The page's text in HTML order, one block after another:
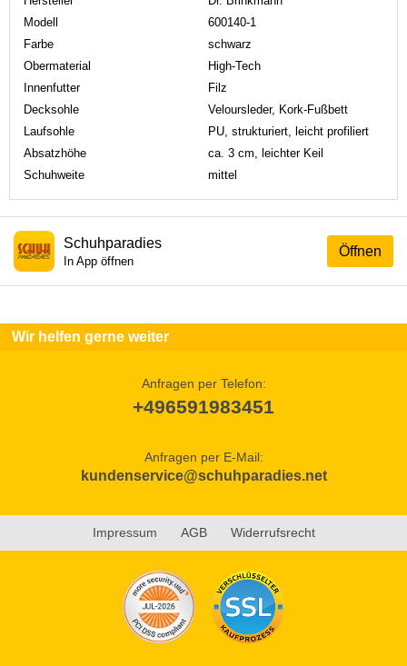
Modell
600140-1
Farbe
schwarz
Obermaterial
High-Tech
Innenfutter
Filz
Decksohle
Veloursleder, Kork-Fußbett
Laufsohle
PU, strukturiert, leicht profiliert
Absatzhöhe
ca. 3 cm, leichter Keil
Schuhweite
mittel
Öffnen
Schuhparadies
In App öffnen
Wir helfen gerne weiter
Anfragen per Telefon:
+496591983451
Anfragen per E-Mail:
kundenservice@schuhparadies.net
Impressum AGB Widerrufsrecht